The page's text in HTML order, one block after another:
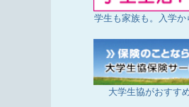
学生も家族も。入学か
大学生協がおすす